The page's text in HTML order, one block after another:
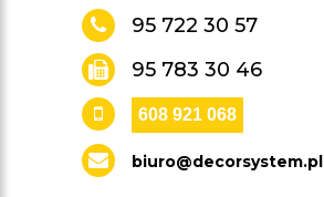
95 722 30 57
95 783 30 46
608 921 068
biuro@decorsystem.pl